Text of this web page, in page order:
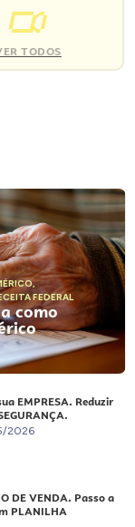
TODOS
,
FEDERAL
como
EMPRESA. Reduzir
2026
DE VENDA. Passo a
PLANILHA